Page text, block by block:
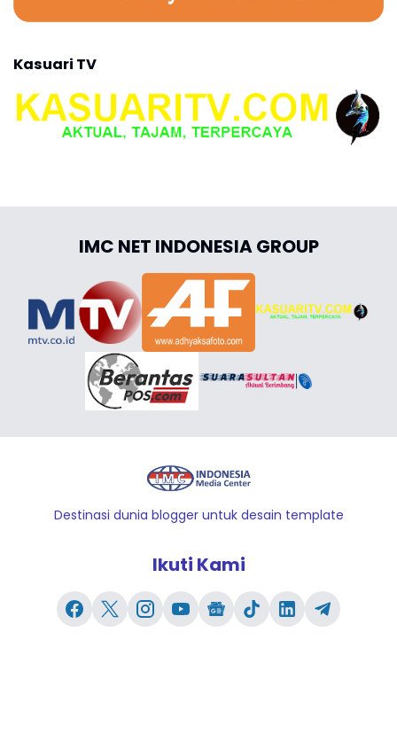
Kasuari TV
IMC NET INDONESIA GROUP
Destinasi dunia blogger untuk desain template
Ikuti Kami